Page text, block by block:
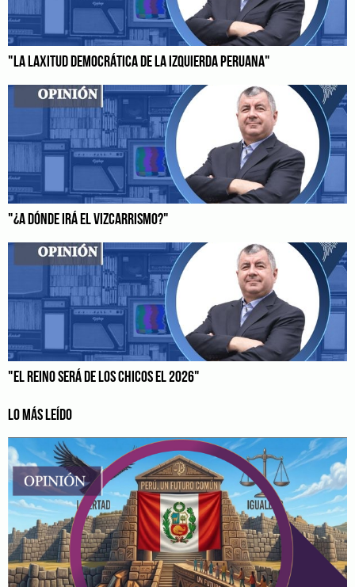
"LA LAXITUD DEMOCRÁTICA DE LA IZQUIERDA PERUANA"
"¿A DÓNDE IRÁ EL VIZCARRISMO?"
"EL REINO SERÁ DE LOS CHICOS EL 2026"
LO MÁS LEÍDO